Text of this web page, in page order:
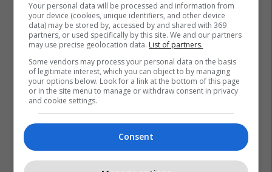
Brian D. Joseph Gjuha Shqipe Albanologjia
Your personal data will be processed and information from
your device (cookies, unique identifiers, and other device
data) may be stored by, accessed by and shared with 369
partners, or used specifically by this site. We and our partners
may use precise geolocation data. List of partners.
Some vendors may process your personal data on the basis
of legitimate interest, which you can object to by managing
your options below. Look for a link at the bottom of this page
or in the site menu to manage or withdraw consent in privacy
and cookie settings.
Consent